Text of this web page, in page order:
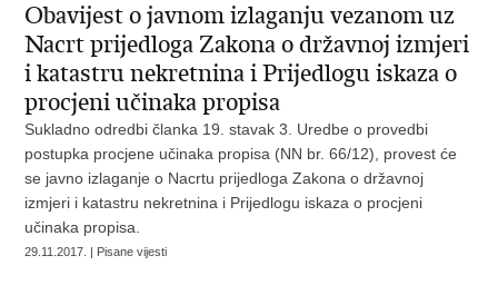
Obavijest o javnom izlaganju vezanom uz
Nacrt prijedloga Zakona o državnoj izmjeri
i katastru nekretnina i Prijedlogu iskaza o
procjeni učinaka propisa
Sukladno odredbi članka 19. stavak 3. Uredbe o provedbi
postupka procjene učinaka propisa (NN br. 66/12), provest će
se javno izlaganje o Nacrtu prijedloga Zakona o državnoj
izmjeri i katastru nekretnina i Prijedlogu iskaza o procjeni
učinaka propisa.
29.11.2017. | Pisane vijesti